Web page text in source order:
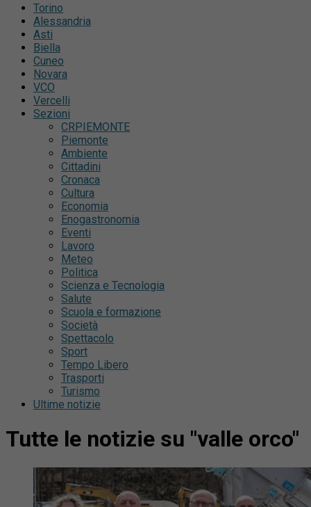
Torino
Alessandria
Asti
Biella
Cuneo
Novara
VCO
Vercelli
Sezioni
CRPIEMONTE
Piemonte
Ambiente
Cittadini
Cronaca
Cultura
Economia
Enogastronomia
Eventi
Lavoro
Meteo
Politica
Scienza e Tecnologia
Salute
Scuola e formazione
Società
Spettacolo
Sport
Tempo Libero
Trasporti
Turismo
Ultime notizie
Tutte le notizie su "valle orco"